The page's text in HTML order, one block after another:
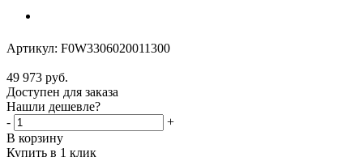
Артикул: F0W3306020011300
49 973 руб.
Доступен для заказа
Нашли дешевле?
-
+
В корзину
Купить в 1 клик